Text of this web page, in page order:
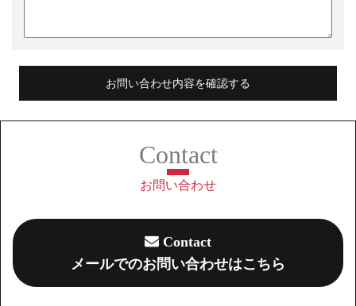
お問い合わせ
Contact
メールでのお問い合わせはこちら